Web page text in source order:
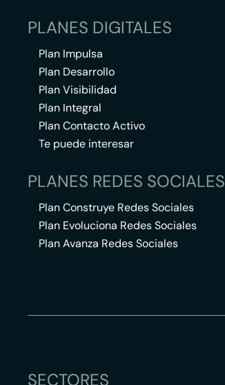
PLANES DIGITALES
Plan Impulsa
Plan Desarrollo
Plan Visibilidad
Plan Integral
Plan Contacto Activo
Te puede interesar
PLANES REDES SOCIALES
Plan Construye Redes Sociales
Plan Evoluciona Redes Sociales
Plan Avanza Redes Sociales
SECTORES